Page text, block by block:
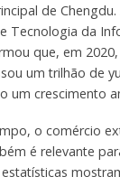
de Chengdu.
Tecnologia da
que, em
um trilhão de
um crescimento
o comércio
é relevante